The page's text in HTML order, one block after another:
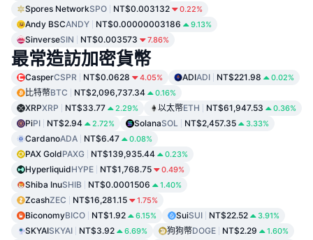
Spores NetworkSPO NT$0.003132 0.22%
Andy BSCANDY NT$0.00000003186 9.13%
SinverseSIN NT$0.003573 7.86%
最常造訪加密貨幣
CasperCSPR NT$0.0628 4.05% ADIADI NT$221.98 0.02%
比特幣BTC NT$2,096,737.34 0.16%
XRPXRP NT$33.77 2.29% 以太幣ETH NT$61,947.53 0.36%
PiPI NT$2.94 2.72% SolanaSOL NT$2,457.35 3.33%
CardanoADA NT$6.47 0.08%
PAX GoldPAXG NT$139,935.44 0.23%
HyperliquidHYPE NT$1,768.75 0.49%
Shiba InuSHIB NT$0.0001506 1.40%
ZcashZEC NT$16,281.15 1.75%
BiconomyBICO NT$1.92 6.15% SuiSUI NT$22.52 3.91%
SKYAISKYAI NT$3.92 6.69% 狗狗幣DOGE NT$2.29 1.60%